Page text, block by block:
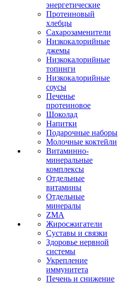
энергетические
Протеиновый
хлебцы
Сахарозаменители
Низкокалорийные
джемы
Низкокалорийные
топинги
Низкокалорийные
соусы
Печенье
протеиновое
Шоколад
Напитки
Подарочные наборы
Молочные коктейли
Витаминно-
минеральные
комплексы
Отдельные
витамины
Отдельные
минералы
ZMA
Жиросжигатели
Суставы и связки
Здоровье нервной
системы
Укрепление
иммунитета
Печень и снижение